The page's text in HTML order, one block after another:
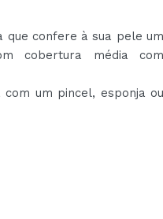
que confere à sua pele um
cobertura média com
um pincel, esponja ou